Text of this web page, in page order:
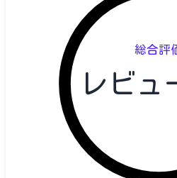
総合評
レビュ